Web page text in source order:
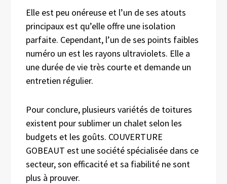
Elle est peu onéreuse et l’un de ses atouts
principaux est qu’elle offre une isolation
parfaite. Cependant, l’un de ses points faibles
numéro un est les rayons ultraviolets. Elle a
une durée de vie très courte et demande un
entretien régulier.
Pour conclure, plusieurs variétés de toitures
existent pour sublimer un chalet selon les
budgets et les goûts. COUVERTURE
GOBEAUT est une société spécialisée dans ce
secteur, son efficacité et sa fiabilité ne sont
plus à prouver.